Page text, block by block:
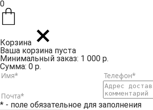
0
Корзина
Ваша корзина пуста
Минимальный заказ: 1 000 р.
Сумма: 0 р.
* - поле обязательное для заполнения